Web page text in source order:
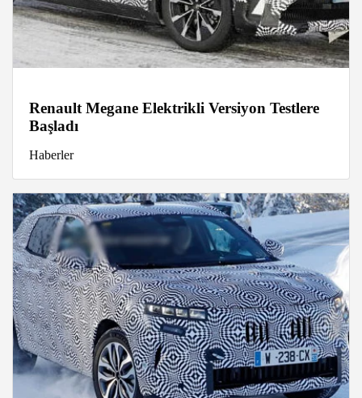
Renault Megane Elektrikli Versiyon Testlere
Başladı
Haberler